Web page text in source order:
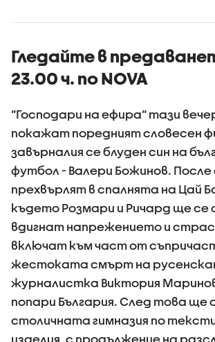
Гледайте в
23.00 ч. по NOVA
“Господари на ефира“ тази
покажат поредният словесен
завърналия се блуден син на
футбол - Валери Божинов. После
прехвърлят в спалнята на Цай
където Розмари и Ричард ще
вдигнат напрежението и
включат към част от
жестоката смърт на
журналистка Виктория
попари България. След това ще
столичната гимназия по
изделия, с продължение на